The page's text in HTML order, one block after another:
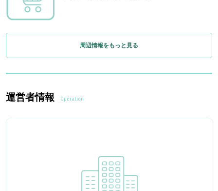
周辺情報をもっと見る
運営者情報 Operation